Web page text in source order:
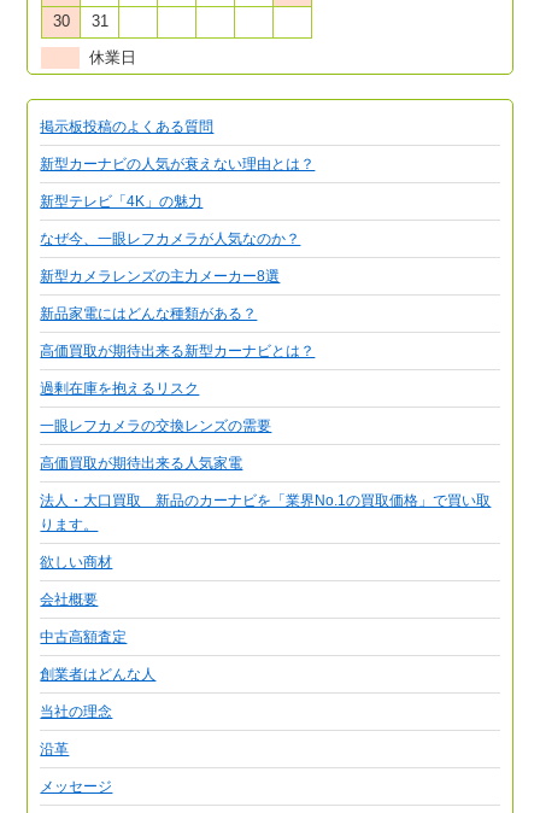
30
31
休業日
掲示板投稿のよくある質問
新型カーナビの人気が衰えない理由とは？
新型テレビ「4K」の魅力
なぜ今、一眼レフカメラが人気なのか？
新型カメラレンズの主力メーカー8選
新品家電にはどんな種類がある？
高価買取が期待出来る新型カーナビとは？
過剰在庫を抱えるリスク
一眼レフカメラの交換レンズの需要
高価買取が期待出来る人気家電
法人・大口買取 新品のカーナビを「業界No.1の買取価格」で買い取
ります。
欲しい商材
会社概要
中古高額査定
創業者はどんな人
当社の理念
沿革
メッセージ